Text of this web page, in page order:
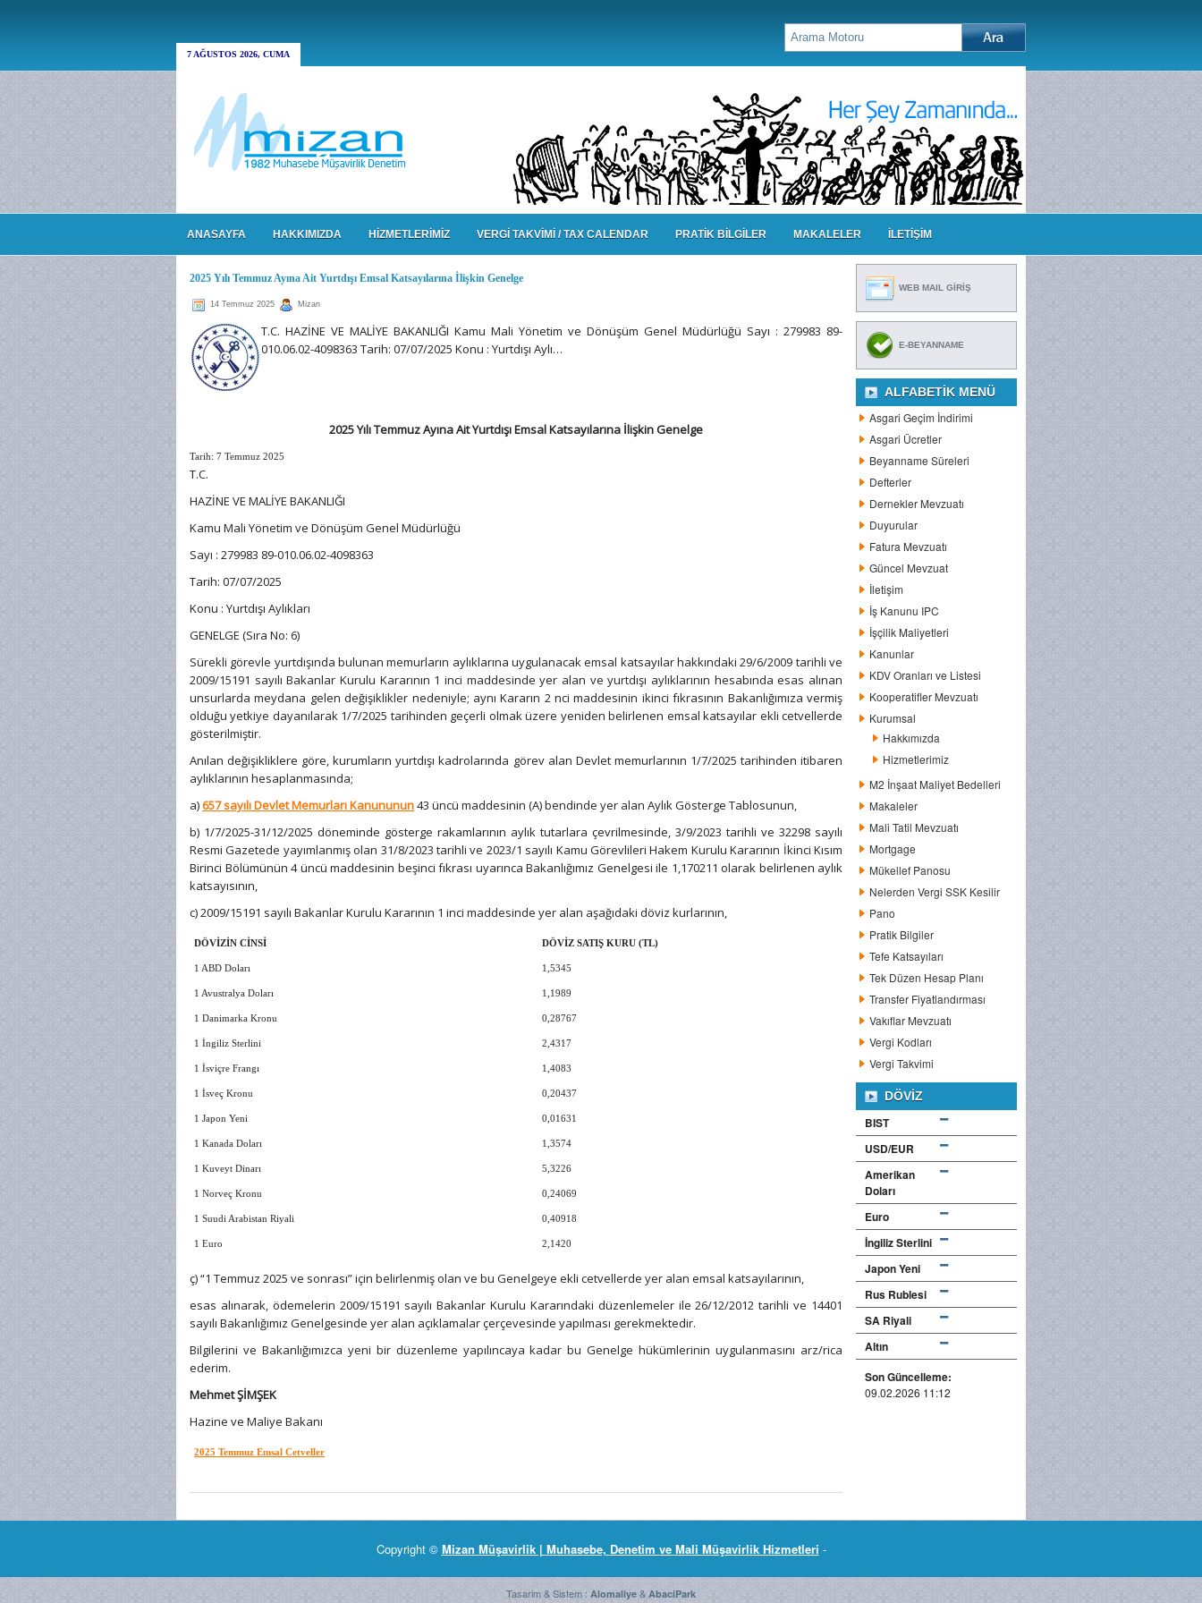
7 AĞUSTOS 2026, CUMA
ANASAYFA HAKKIMIZDA HİZMETLERİMİZ VERGİ TAKVİMİ / TAX CALENDAR PRATİK BİLGİLER MAKALELER İLETİŞİM
2025 Yılı Temmuz Ayına Ait Yurtdışı Emsal Katsayılarına İlişkin Genelge
14 Temmuz 2025 Mizan
T.C. HAZİNE VE MALİYE BAKANLIĞI Kamu Mali Yönetim ve Dönüşüm Genel Müdürlüğü Sayı : 279983 89-
010.06.02-4098363 Tarih: 07/07/2025 Konu : Yurtdışı Aylı…
2025 Yılı Temmuz Ayına Ait Yurtdışı Emsal Katsayılarına İlişkin Genelge
Tarih: 7 Temmuz 2025
T.C.
HAZİNE VE MALİYE BAKANLIĞI
Kamu Mali Yönetim ve Dönüşüm Genel Müdürlüğü
Sayı : 279983 89-010.06.02-4098363
Tarih: 07/07/2025
Konu : Yurtdışı Aylıkları
GENELGE (Sıra No: 6)
Sürekli görevle yurtdışında bulunan memurların aylıklarına uygulanacak emsal katsayılar hakkındaki 29/6/2009 tarihli ve
2009/15191 sayılı Bakanlar Kurulu Kararının 1 inci maddesinde yer alan ve yurtdışı aylıklarının hesabında esas alınan
unsurlarda meydana gelen değişiklikler nedeniyle; aynı Kararın 2 nci maddesinin ikinci fıkrasının Bakanlığımıza vermiş
olduğu yetkiye dayanılarak 1/7/2025 tarihinden geçerli olmak üzere yeniden belirlenen emsal katsayılar ekli cetvellerde
gösterilmiştir.
Anılan değişikliklere göre, kurumların yurtdışı kadrolarında görev alan Devlet memurlarının 1/7/2025 tarihinden itibaren
aylıklarının hesaplanmasında;
a)657 sayılı Devlet Memurları Kanununun43 üncü maddesinin (A) bendinde yer alan Aylık Gösterge Tablosunun,
b) 1/7/2025-31/12/2025 döneminde gösterge rakamlarının aylık tutarlara çevrilmesinde, 3/9/2023 tarihli ve 32298 sayılı
Resmi Gazetede yayımlanmış olan 31/8/2023 tarihli ve 2023/1 sayılı Kamu Görevlileri Hakem Kurulu Kararının İkinci Kısım
Birinci Bölümünün 4 üncü maddesinin beşinci fıkrası uyarınca Bakanlığımız Genelgesi ile 1,170211 olarak belirlenen aylık
katsayısının,
c) 2009/15191 sayılı Bakanlar Kurulu Kararının 1 inci maddesinde yer alan aşağıdaki döviz kurlarının,
DÖVİZİN CİNSİ DÖVİZ SATIŞ KURU (TL)
1 ABD Doları 1,5345
1 Avustralya Doları 1,1989
1 Danimarka Kronu 0,28767
1 İngiliz Sterlini 2,4317
1 İsviçre Frangı 1,4083
1 İsveç Kronu 0,20437
1 Japon Yeni 0,01631
1 Kanada Doları 1,3574
1 Kuveyt Dinarı 5,3226
1 Norveç Kronu 0,24069
1 Suudi Arabistan Riyali 0,40918
1 Euro 2,1420
ç) “1 Temmuz 2025 ve sonrası” için belirlenmiş olan ve bu Genelgeye ekli cetvellerde yer alan emsal katsayılarının,
esas alınarak, ödemelerin 2009/15191 sayılı Bakanlar Kurulu Kararındaki düzenlemeler ile 26/12/2012 tarihli ve 14401
sayılı Bakanlığımız Genelgesinde yer alan açıklamalar çerçevesinde yapılması gerekmektedir.
Bilgilerini ve Bakanlığımızca yeni bir düzenleme yapılıncaya kadar bu Genelge hükümlerinin uygulanmasını arz/rica
ederim.
Mehmet ŞİMŞEK
Hazine ve Maliye Bakanı
2025 Temmuz Emsal Cetveller
WEB MAIL GİRİŞ
E-BEYANNAME
ALFABETIK MENÜ
Asgari Geçim İndirimi
Asgari Ücretler
Beyanname Süreleri
Defterler
Dernekler Mevzuatı
Duyurular
Fatura Mevzuatı
Güncel Mevzuat
İletişim
İş Kanunu IPC
İşçilik Maliyetleri
Kanunlar
KDV Oranları ve Listesi
Kooperatifler Mevzuatı
Kurumsal
Hakkımızda
Hizmetlerimiz
M2 İnşaat Maliyet Bedelleri
Makaleler
Mali Tatil Mevzuatı
Mortgage
Mükellef Panosu
Nelerden Vergi SSK Kesilir
Pano
Pratik Bilgiler
Tefe Katsayıları
Tek Düzen Hesap Planı
Transfer Fiyatlandırması
Vakıflar Mevzuatı
Vergi Kodları
Vergi Takvimi
DÖVIZ
BIST
USD/EUR
Amerikan
Doları
Euro
İngiliz Sterlini
Japon Yeni
Rus Rublesi
SA Riyali
Altın
Son Güncelleme:
09.02.2026 11:12
Copyright © Mizan Müşavirlik | Muhasebe, Denetim ve Mali Müşavirlik Hizmetleri -
Tasarim & Sistem : Alomaliye & AbaciPark